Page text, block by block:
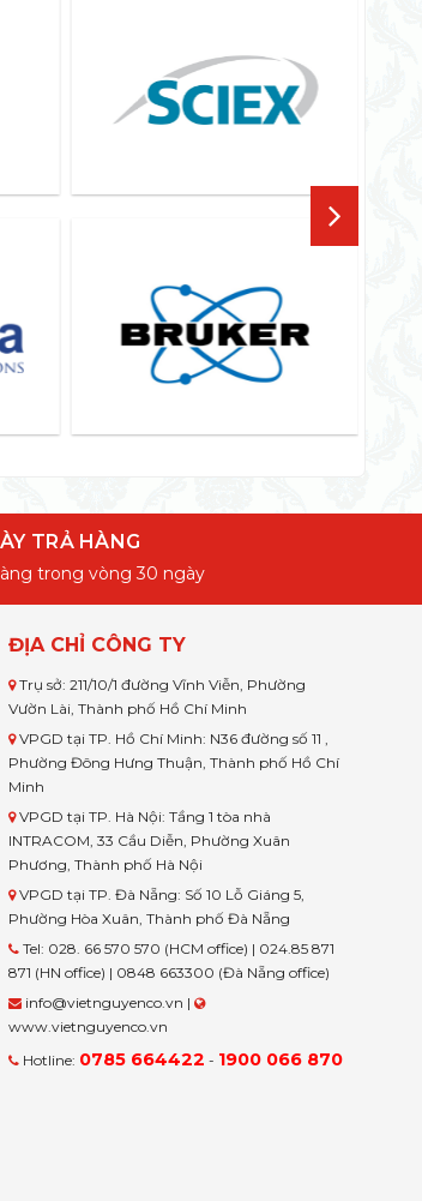
TRẢ HÀNG
trong vòng 30 ngày
ĐỊA CHỈ CÔNG TY
Trụ sở: 211/10/1 đường Vĩnh Viễn, Phường
Vườn Lài, Thành phố Hồ Chí Minh
VPGD tại TP. Hồ Chí Minh: N36 đường số 11 ,
Phường Đông Hưng Thuận, Thành phố Hồ Chí
Minh
VPGD tại TP. Hà Nội: Tầng 1 tòa nhà
INTRACOM, 33 Cầu Diễn, Phường Xuân
Phương, Thành phố Hà Nội
VPGD tại TP. Đà Nẵng: Số 10 Lỗ Giáng 5,
Phường Hòa Xuân, Thành phố Đà Nẵng
Tel: 028. 66 570 570 (HCM office) | 024.85 871
871 (HN office) | 0848 663300 (Đà Nẵng office)
info@vietnguyenco.vn |
www.vietnguyenco.vn
Hotline: 0785 664422 - 1900 066 870